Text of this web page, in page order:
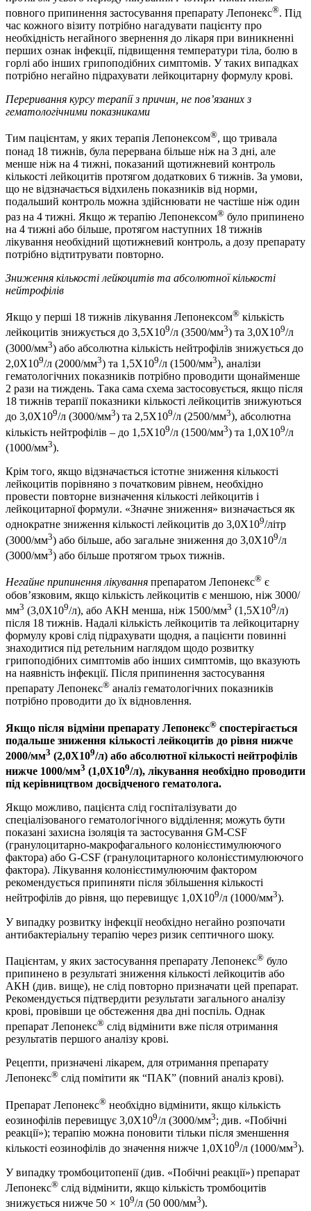
повного припинення застосування препарату Лепонекс®. Під
час кожного візиту потрібно нагадувати пацієнту про
необхідність негайного звернення до лікаря при виникненні
перших ознак інфекції, підвищення температури тіла, болю в
горлі або інших грипоподібних симптомів. У таких випадках
потрібно негайно підрахувати лейкоцитарну формулу крові.
Переривання курсу терапії з причин, не пов’язаних з
гематологічними показниками
Тим пацієнтам, у яких терапія Лепонексом®, що тривала
понад 18 тижнів, була перервана більше ніж на 3 дні, але
менше ніж на 4 тижні, показаний щотижневий контроль
кількості лейкоцитів протягом додаткових 6 тижнів. За умови,
що не відзначається відхилень показників від норми,
подальший контроль можна здійснювати не частіше ніж один
раз на 4 тижні. Якщо ж терапію Лепонексом® було припинено
на 4 тижні або більше, протягом наступних 18 тижнів
лікування необхідний щотижневий контроль, а дозу препарату
потрібно відтитрувати повторно.
Зниження кількості лейкоцитів та абсолютної кількості
нейтрофілів
Якщо у перші 18 тижнів лікування Лепонексом® кількість
лейкоцитів знижується до 3,5Х109/л (3500/мм3) та 3,0Х109/л
(3000/мм3) або абсолютна кількість нейтрофілів знижується до
2,0Х109/л (2000/мм3) та 1,5Х109/л (1500/мм3), аналізи
гематологічних показників потрібно проводити щонайменше
2 рази на тиждень. Така сама схема застосовується, якщо після
18 тижнів терапії показники кількості лейкоцитів знижуються
до 3,0Х109/л (3000/мм3) та 2,5Х109/л (2500/мм3), абсолютна
кількість нейтрофілів – до 1,5Х109/л (1500/мм3) та 1,0Х109/л
(1000/мм3).
Крім того, якщо відзначається істотне зниження кількості
лейкоцитів порівняно з початковим рівнем, необхідно
провести повторне визначення кількості лейкоцитів і
лейкоцитарної формули. «Значне зниження» визначається як
однократне зниження кількості лейкоцитів до 3,0Х109/літр
(3000/мм3) або більше, або загальне зниження до 3,0Х109/л
(3000/мм3) або більше протягом трьох тижнів.
Негайне припинення лікування препаратом Лепонекс® є
обов’язковим, якщо кількість лейкоцитів є меншою, ніж 3000/
мм3 (3,0Х109/л), або АКН менша, ніж 1500/мм3 (1,5Х109/л)
після 18 тижнів. Надалі кількість лейкоцитів та лейкоцитарну
формулу крові слід підрахувати щодня, а пацієнти повинні
знаходитися під ретельним наглядом щодо розвитку
грипоподібних симптомів або інших симптомів, що вказують
на наявність інфекції. Після припинення застосування
препарату Лепонекс® аналіз гематологічних показників
потрібно проводити до їх відновлення.
Якщо після відміни препарату Лепонекс® спостерігається
подальше зниження кількості лейкоцитів до рівня нижче
2000/мм3 (2,0Х109/л) або абсолютної кількості нейтрофілів
нижче 1000/мм3 (1,0Х109/л), лікування необхідно проводити
під керівництвом досвідченого гематолога.
Якщо можливо, пацієнта слід госпіталізувати до
спеціалізованого гематологічного відділення; можуть бути
показані захисна ізоляція та застосування GM-CSF
(гранулоцитарно-макрофагального колонієстимулюючого
фактора) або G-CSF (гранулоцитарного колонієстимулюючого
фактора). Лікування колонієстимулюючим фактором
рекомендується припиняти після збільшення кількості
нейтрофілів до рівня, що перевищує 1,0Х109/л (1000/мм3).
У випадку розвитку інфекції необхідно негайно розпочати
антибактеріальну терапію через ризик септичного шоку.
Пацієнтам, у яких застосування препарату Лепонекс® було
припинено в результаті зниження кількості лейкоцитів або
АКН (див. вище), не слід повторно призначати цей препарат.
Рекомендується підтвердити результати загального аналізу
крові, провівши це обстеження два дні поспіль. Однак
препарат Лепонекс® слід відмінити вже після отримання
результатів першого аналізу крові.
Рецепти, призначені лікарем, для отримання препарату
Лепонекс® слід помітити як “ПАК” (повний аналіз крові).
Препарат Лепонекс® необхідно відмінити, якщо кількість
еозинофілів перевищує 3,0Х109/л (3000/мм3; див. «Побічні
реакції»); терапію можна поновити тільки після зменшення
кількості еозинофілів до значення нижче 1,0Х109/л (1000/мм3).
У випадку тромбоцитопенії (див. «Побічні реакції») препарат
Лепонекс® слід відмінити, якщо кількість тромбоцитів
знижується нижче 50 × 109/л (50 000/мм3).